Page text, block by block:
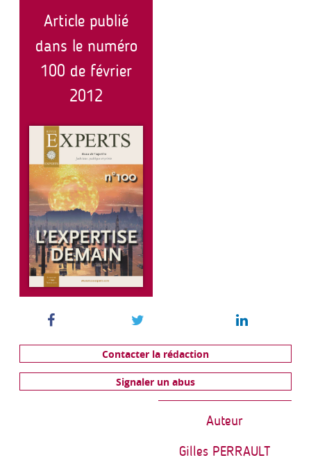
Article publié
dans le numéro
100 de février
2012
Contacter la rédaction
Signaler un abus
Auteur
Gilles PERRAULT